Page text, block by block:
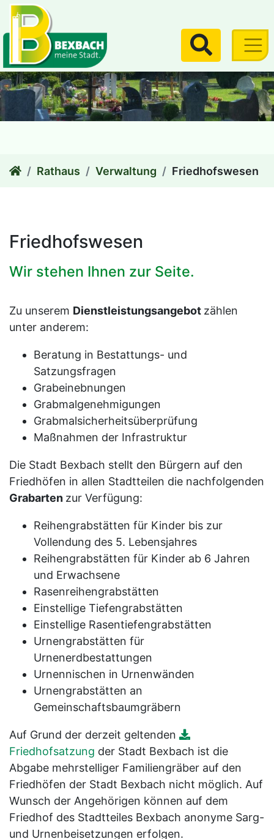
zum Inhalt
Suchen
Rathaus Verwaltung Friedhofswesen
Friedhofswesen
Wir stehen Ihnen zur Seite.
Zu unserem Dienstleistungsangebot zählen
unter anderem:
Beratung in Bestattungs- und
Satzungsfragen
Grabeinebnungen
Grabmalgenehmigungen
Grabmalsicherheitsüberprüfung
Maßnahmen der Infrastruktur
Die Stadt Bexbach stellt den Bürgern auf den
Friedhöfen in allen Stadtteilen die nachfolgenden
Grabarten zur Verfügung:
Reihengrabstätten für Kinder bis zur
Vollendung des 5. Lebensjahres
Reihengrabstätten für Kinder ab 6 Jahren
und Erwachsene
Rasenreihengrabstätten
Einstellige Tiefengrabstätten
Einstellige Rasentiefengrabstätten
Urnengrabstätten für
Urnenerdbestattungen
Urnennischen in Urnenwänden
Urnengrabstätten an
Gemeinschaftsbaumgräbern
Auf Grund der derzeit geltenden
Friedhofsatzung der Stadt Bexbach ist die
Abgabe mehrstelliger Familiengräber auf den
Friedhöfen der Stadt Bexbach nicht möglich. Auf
Wunsch der Angehörigen können auf dem
Friedhof des Stadtteiles Bexbach anonyme Sarg-
und Urnenbeisetzungen erfolgen.